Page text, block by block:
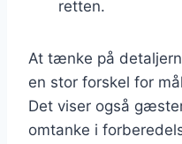
retten.
At tænke på
en stor forskel for
Det viser også
omtanke i